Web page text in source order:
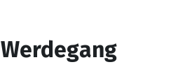
Werdegang